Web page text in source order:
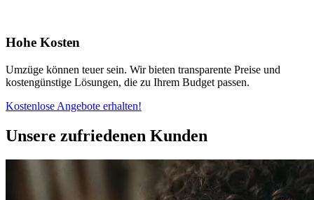
Hohe Kosten
Umzüge können teuer sein. Wir bieten transparente Preise und
kostengünstige Lösungen, die zu Ihrem Budget passen.
Kostenlose Angebote erhalten!
Unsere zufriedenen Kunden